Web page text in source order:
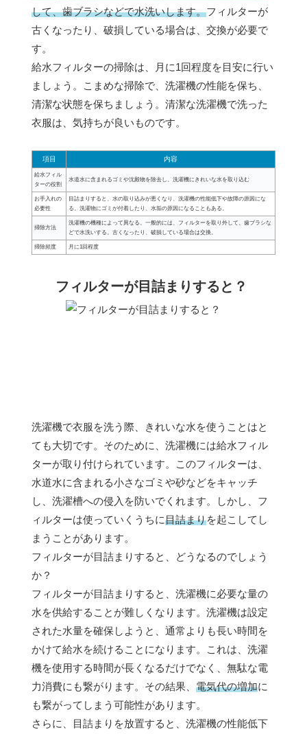
して、歯ブラシなどで水洗いします。フィルターが
古くなったり、破損している場合は、交換が必要で
す。
給水フィルターの掃除は、月に1回程度を目安に行い
ましょう。こまめな掃除で、洗濯機の性能を保ち、
清潔な状態を保ちましょう。清潔な洗濯機で洗った
衣服は、気持ちが良いものです。
項目 内容
給水フィル
ターの役割
水道水に含まれるゴミや沈殿物を除去し、洗濯機にきれいな水を取り込む
お手入れの
必要性
目詰まりすると、水の取り込みが悪くなり、洗濯機の性能低下や故障の原因にな
る。洗濯物にゴミが付着したり、水垢の原因になることもある。
掃除方法
洗濯機の機種によって異なる。一般的には、フィルターを取り外して、歯ブラシな
どで水洗いする。古くなったり、破損している場合は交換。
掃除頻度 月に1回程度
フィルターが目詰まりすると？
洗濯機で衣服を洗う際、きれいな水を使うことはと
ても大切です。そのために、洗濯機には給水フィル
ターが取り付けられています。このフィルターは、
水道水に含まれる小さなゴミや砂などをキャッチ
し、洗濯槽への侵入を防いでくれます。しかし、フ
ィルターは使っていくうちに目詰まりを起こしてし
まうことがあります。
フィルターが目詰まりすると、どうなるのでしょう
か？
フィルターが目詰まりすると、洗濯機に必要な量の
水を供給することが難しくなります。洗濯機は設定
された水量を確保しようと、通常よりも長い時間を
かけて給水を続けることになります。これは、洗濯
機を使用する時間が長くなるだけでなく、無駄な電
力消費にも繋がります。その結果、 電気代の増加に
も繋がってしまう可能性があります。
さらに、目詰まりを放置すると、洗濯機の性能低下